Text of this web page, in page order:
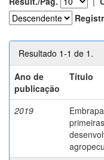
Resultado 1-1 de 1.
Ano de
publicação
Título
2019